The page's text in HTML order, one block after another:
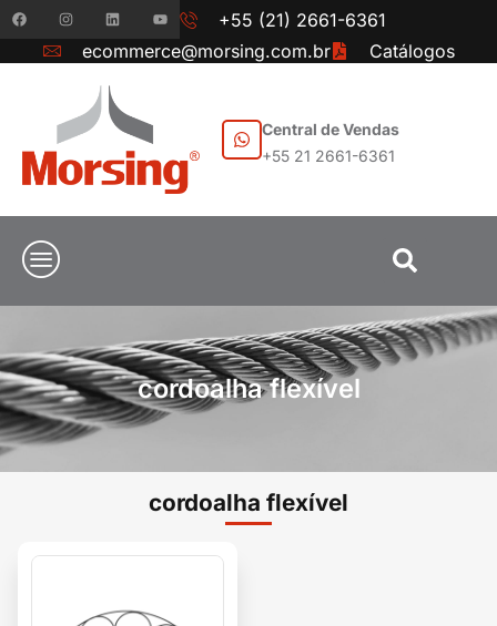
+55 (21) 2661-6361
ecommerce@morsing.com.br
Catálogos
Central de Vendas
+55 21 2661-6361
cordoalha flexível
cordoalha flexível